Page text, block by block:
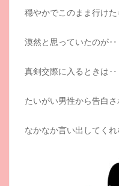
穏やかでこのまま行け
漠然と思っていたのが‥
真剣交際に入るときは‥
たいがい男性から告白
なかなか言い出してくれ